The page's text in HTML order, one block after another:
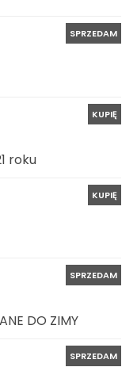
SPRZEDAM
KUPIĘ
roku
KUPIĘ
SPRZEDAM
DO ZIMY
SPRZEDAM